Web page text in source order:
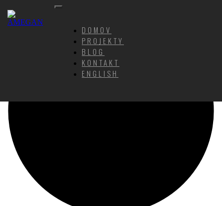
DOMOV
PROJEKTY
BLOG
KONTAKT
ENGLISH